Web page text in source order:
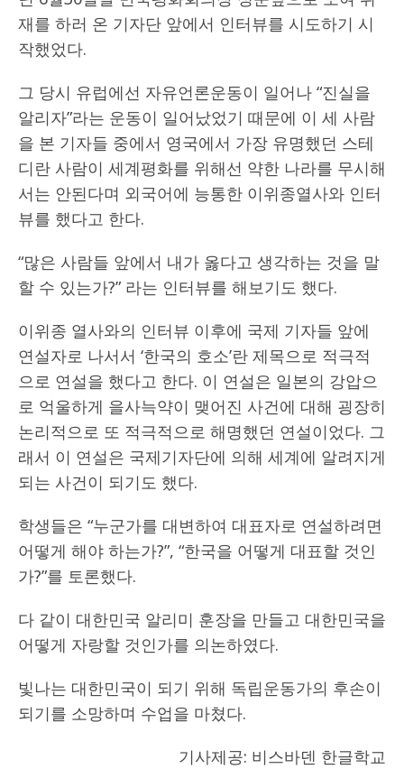
재를 하러 온 기자단 앞에서 인터뷰를 시도하기 시
작했었다.
그 당시 유럽에선 자유언론운동이 일어나 “진실을
알리자”라는 운동이 일어났었기 때문에 이 세 사람
을 본 기자들 중에서 영국에서 가장 유명했던 스테
디란 사람이 세계평화를 위해선 약한 나라를 무시해
서는 안된다며 외국어에 능통한 이위종열사와 인터
뷰를 했다고 한다.
“많은 사람들 앞에서 내가 옳다고 생각하는 것을 말
할 수 있는가?” 라는 인터뷰를 해보기도 했다.
이위종 열사와의 인터뷰 이후에 국제 기자들 앞에
연설자로 나서서 ‘한국의 호소’란 제목으로 적극적
으로 연설을 했다고 한다. 이 연설은 일본의 강압으
로 억울하게 을사늑약이 맺어진 사건에 대해 굉장히
논리적으로 또 적극적으로 해명했던 연설이었다. 그
래서 이 연설은 국제기자단에 의해 세계에 알려지게
되는 사건이 되기도 했다.
학생들은 “누군가를 대변하여 대표자로 연설하려면
어떻게 해야 하는가?”, “한국을 어떻게 대표할 것인
가?”를 토론했다.
다 같이 대한민국 알리미 훈장을 만들고 대한민국을
어떻게 자랑할 것인가를 의논하였다.
빛나는 대한민국이 되기 위해 독립운동가의 후손이
되기를 소망하며 수업을 마쳤다.
기사제공: 비스바덴 한글학교